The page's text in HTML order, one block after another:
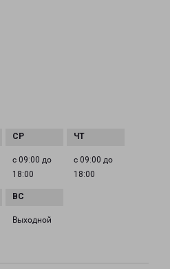
с 09:00 до
18:00
с 09:00 до
18:00
Выходной